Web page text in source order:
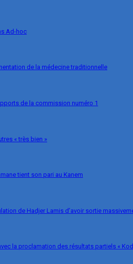
Ad-hoc
de la médecine traditionnelle
de la commission numéro 1
« très bien »
tient son pari au Kanem
de Hadjer Lamis d’avoir sortie
la proclamation des résultats partiels «